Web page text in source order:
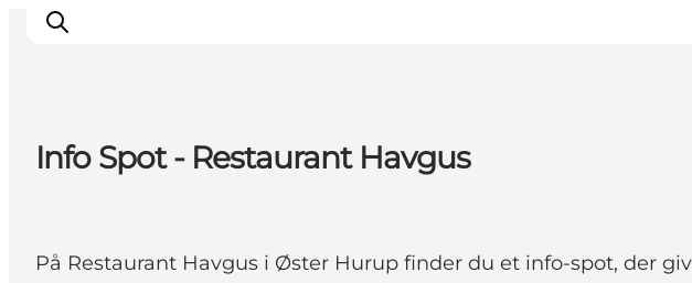
Himmerlandsbyer
Info Spot - Restaurant Havgus
På Restaurant Havgus i Øster Hurup finder du et info-spot, der